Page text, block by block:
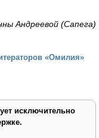
Андреевой (Сапега)
«Омилия»
исключительно